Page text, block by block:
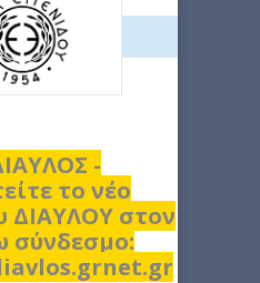
-
το νέο
ΔΙΑΥΛΟΥ στον
σύνδεσμο: